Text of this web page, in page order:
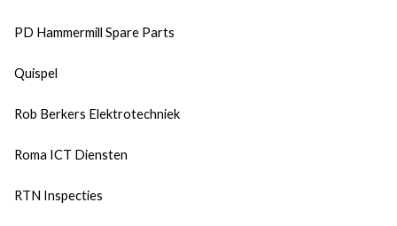
PD Hammermill Spare Parts
Quispel
Rob Berkers Elektrotechniek
Roma ICT Diensten
RTN Inspecties